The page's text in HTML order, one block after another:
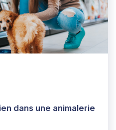
dans une animalerie